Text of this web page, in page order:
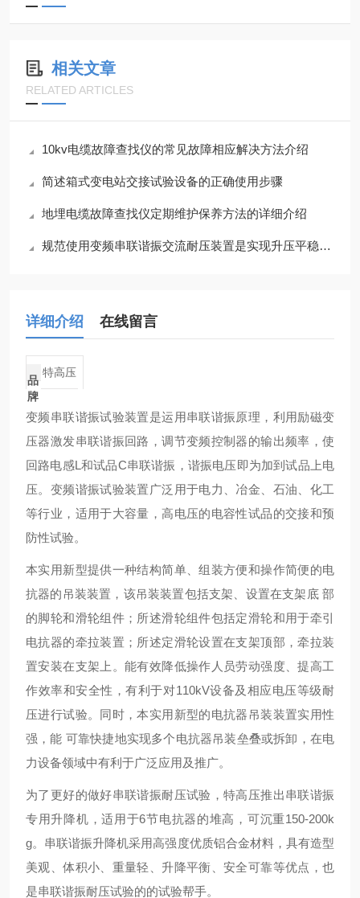
相关文章
RELATED ARTICLES
10kv电缆故障查找仪的常见故障相应解决方法介绍
简述箱式变电站交接试验设备的正确使用步骤
地埋电缆故障查找仪定期维护保养方法的详细介绍
规范使用变频串联谐振交流耐压装置是实现升压平稳的根本保障
详细介绍 在线留言
品
牌
特高压
变频串联谐振试验装置是运用串联谐振原理，利用励磁变
压器激发串联谐振回路，调节变频控制器的输出频率，使
回路电感L和试品C串联谐振，谐振电压即为加到试品上电
压。变频谐振试验装置广泛用于电力、冶金、石油、化工
等行业，适用于大容量，高电压的电容性试品的交接和预
防性试验。
本实用新型提供一种结构简单、组装方便和操作简便的电
抗器的吊装装置，该吊装装置包括支架、设置在支架底 部
的脚轮和滑轮组件；所述滑轮组件包括定滑轮和用于牵引
电抗器的牵拉装置；所述定滑轮设置在支架顶部，牵拉装
置安装在支架上。能有效降低操作人员劳动强度、提高工
作效率和安全性，有利于对110kV设备及相应电压等级耐
压进行试验。同时，本实用新型的电抗器吊装装置实用性
强，能 可靠快捷地实现多个电抗器吊装垒叠或拆卸，在电
力设备领域中有利于广泛应用及推广。
为了更好的做好串联谐振耐压试验，特高压推出串联谐振
专用升降机，适用于6节电抗器的堆高，可沉重150-200k
g。串联谐振升降机采用高强度优质铝合金材料，具有造型
美观、体积小、重量轻、升降平衡、安全可靠等优点，也
是串联谐振耐压试验的的试验帮手。